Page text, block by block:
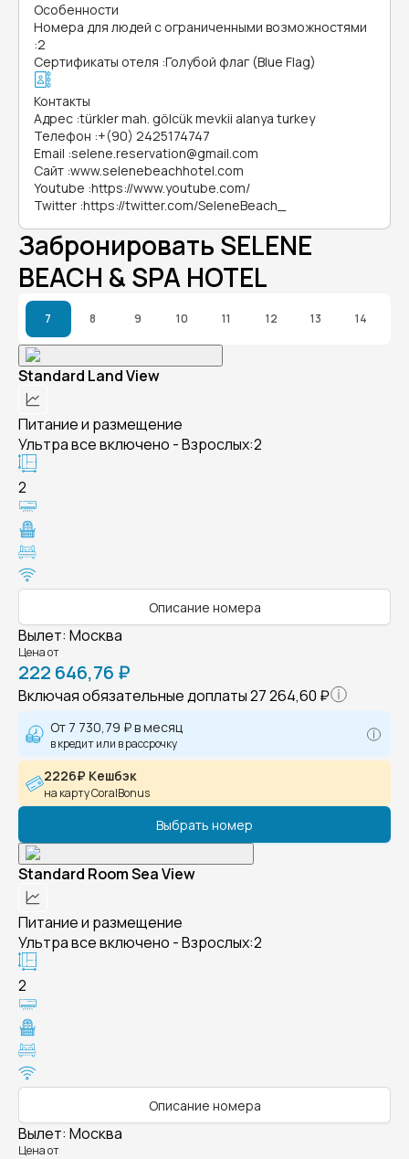
Особенности
Номера для людей с ограниченными возможностями
:2
Сертификаты отеля :Голубой флаг (Blue Flag)
Контакты
Адрес :türkler mah. gölcük mevkii alanya turkey
Телефон :+(90) 2425174747
Email :selene.reservation@gmail.com
Сайт :www.selenebeachhotel.com
Youtube :https://www.youtube.com/
Twitter :https://twitter.com/SeleneBeach_
Забронировать SELENE
BEACH & SPA HOTEL
7 8 9 10 11 12 13 14
Standard Land View
Питание и размещение
Ультра все включено - Взрослых:2
2
Описание номера
Вылет: Москва
Цена от
222 646,76 ₽
Включая обязательные доплаты27 264,60 ₽
От 7 730,79 ₽в месяц
в кредит или в рассрочку
2226₽ Кешбэк
на карту CoralBonus
Выбрать номер
Standard Room Sea View
Питание и размещение
Ультра все включено - Взрослых:2
2
Описание номера
Вылет: Москва
Цена от